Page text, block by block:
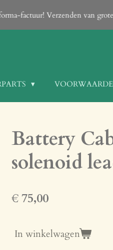
factuur! Verzenden van
Battery
solenoid
€ 75,00
In winkelwagen